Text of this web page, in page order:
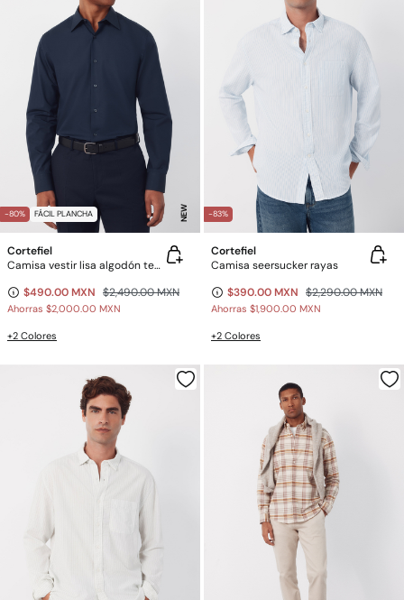
-80% FÁCIL PLANCHA NEW
Cortefiel
Camisa vestir lisa algodón tencel
$490.00 MXN $2,490.00 MXN
Ahorras $2,000.00 MXN
+2 Colores
-83%
Cortefiel
Camisa seersucker rayas
$390.00 MXN $2,290.00 MXN
Ahorras $1,900.00 MXN
+2 Colores